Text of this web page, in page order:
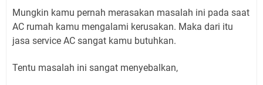
Mungkin kamu pernah merasakan masalah ini pada saat
AC rumah kamu mengalami kerusakan. Maka dari itu
jasa service AC sangat kamu butuhkan.
Tentu masalah ini sangat menyebalkan,